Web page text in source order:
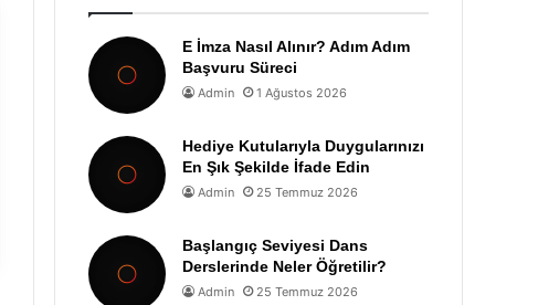
E İmza Nasıl Alınır? Adım Adım
Başvuru Süreci
Admin 1 Ağustos 2026
Hediye Kutularıyla Duygularınızı
En Şık Şekilde İfade Edin
Admin 25 Temmuz 2026
Başlangıç Seviyesi Dans
Derslerinde Neler Öğretilir?
Admin 25 Temmuz 2026